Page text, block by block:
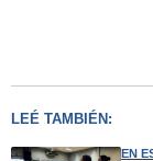
LEÉ TAMBIÉN:
EN